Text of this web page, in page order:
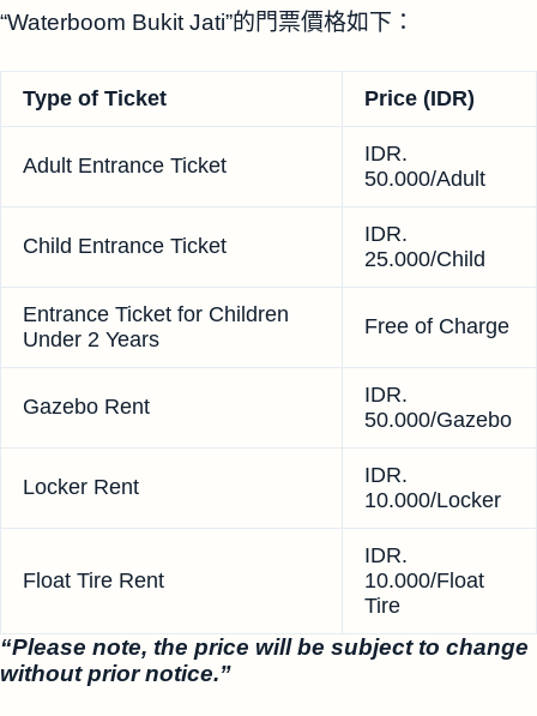
“Waterboom Bukit Jati”的門票價格如下：
Type of Ticket Price (IDR)
Adult Entrance Ticket
IDR.
50.000/Adult
Child Entrance Ticket
IDR.
25.000/Child
Entrance Ticket for Children
Under 2 Years
Free of Charge
Gazebo Rent
IDR.
50.000/Gazebo
Locker Rent
IDR.
10.000/Locker
Float Tire Rent
IDR.
10.000/Float
Tire
“Please note, the price will be subject to change
without prior notice.”